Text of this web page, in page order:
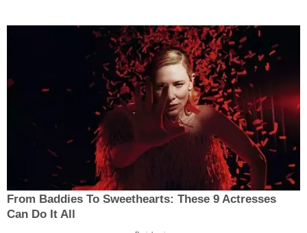
From Baddies To Sweethearts: These 9 Actresses
Can Do It All